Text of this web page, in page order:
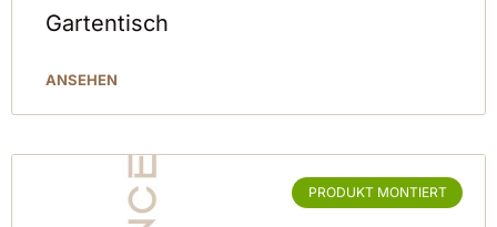
Gartentisch
ANSEHEN
PRODUKT MONTIERT